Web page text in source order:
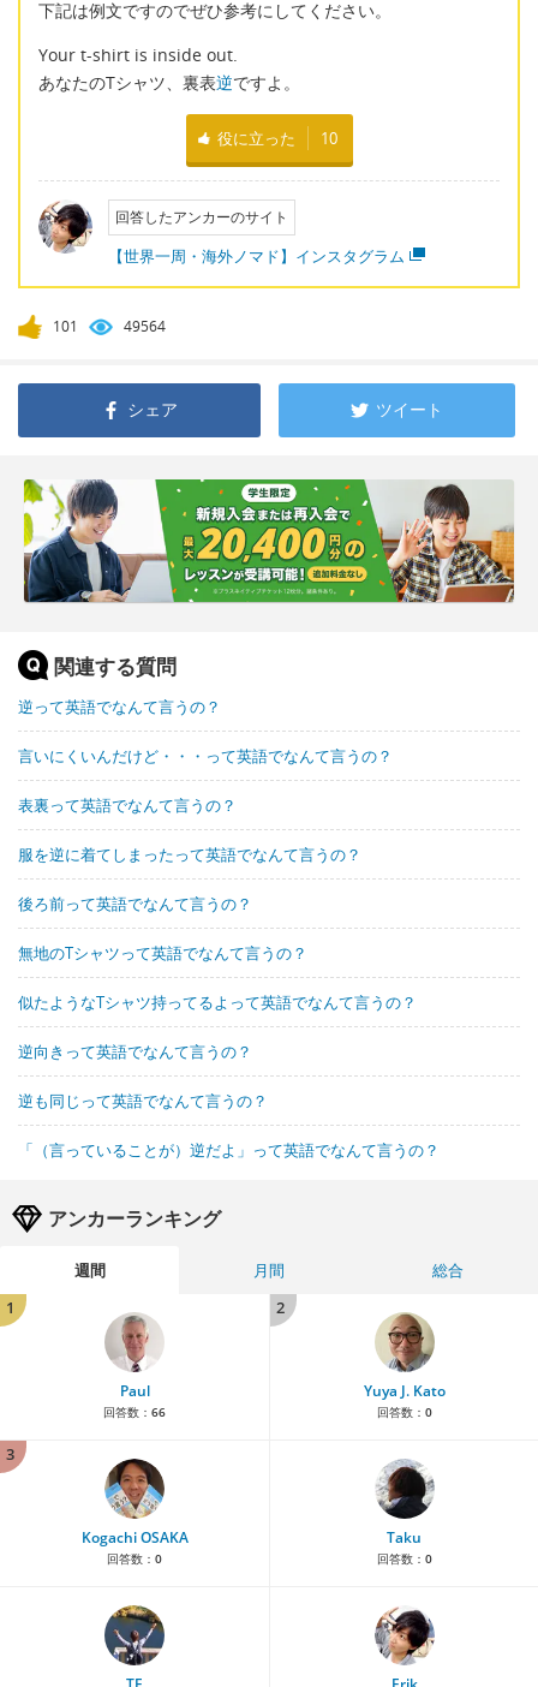
下記は例文ですのでぜひ参考にしてください。
Your t-shirt is inside out.
あなたのTシャツ、裏表逆ですよ。
役に立った 10
回答したアンカーのサイト
【世界一周・海外ノマド】インスタグラム
101 49564
シェア ツイート
関連する質問
逆って英語でなんて言うの？
言いにくいんだけど・・・って英語でなんて言うの？
表裏って英語でなんて言うの？
服を逆に着てしまったって英語でなんて言うの？
後ろ前って英語でなんて言うの？
無地のTシャツって英語でなんて言うの？
似たようなTシャツ持ってるよって英語でなんて言うの？
逆向きって英語でなんて言うの？
逆も同じって英語でなんて言うの？
「（言っていることが）逆だよ」って英語でなんて言うの？
アンカーランキング
週間 月間
総合
1
Paul
回答数： 66
2
Yuya J. Kato
回答数： 0
3
Kogachi OSAKA
回答数： 0
Taku
回答数： 0